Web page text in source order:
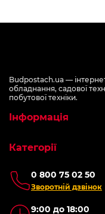
Budpostach.ua —
обладнання, садової
побутової техніки.
0 800 75 02 50
Зворотній дзвінок
9:00 до 18:00
Інформація
Категорії